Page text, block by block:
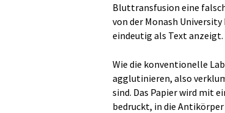
Bluttransfusion eine
von der Monash
eindeutig als Text anzeigt.
Wie die konventionelle
agglutinieren, also
sind. Das Papier wird mit
bedruckt, in die